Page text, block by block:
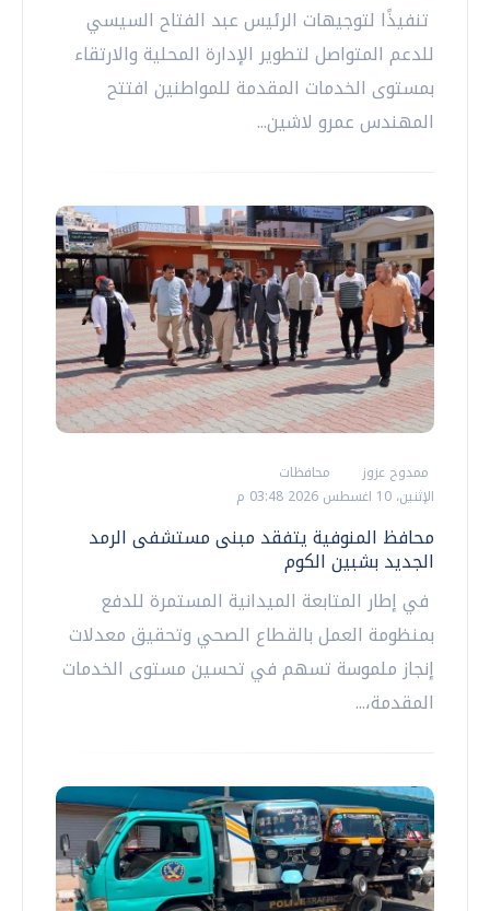
تنفيذًا لتوجيهات الرئيس عبد الفتاح السيسي
للدعم المتواصل لتطوير الإدارة المحلية والارتقاء
بمستوى الخدمات المقدمة للمواطنين افتتح
المهندس عمرو لاشين...
ممدوح عزوز
محافظات
الإثنين، 10 اغسطس 2026 03:48 م
محافظ المنوفية يتفقد مبنى مستشفى الرمد
الجديد بشبين الكوم
في إطار المتابعة الميدانية المستمرة للدفع
بمنظومة العمل بالقطاع الصحي وتحقيق معدلات
إنجاز ملموسة تسهم في تحسين مستوى الخدمات
المقدمة،...